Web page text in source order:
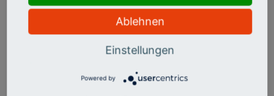
Darüber hinaus engagiert sich Susanne Bollmusintensiv in
der Studiengangs‑ und Qualitätsentwicklung. Auf Fakultäts‑
und Universitätsebene wirkt sie in zahlreichen Gremien mit,
unter anderem im Rahmen von Systemakkreditierungs‑ und
einen wichtigen Beitrag zur strukturellen
Ablehnen
Einstellungen
Powered by